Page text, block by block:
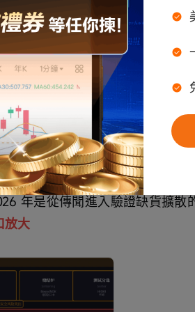
約 195 億顆／月 ，對應 Rubin
億顆，供需緊平衡態勢明顯；
價，OEM 廠仍重視長期客戶關
年是從傳聞進入驗證缺貨擴散
放大